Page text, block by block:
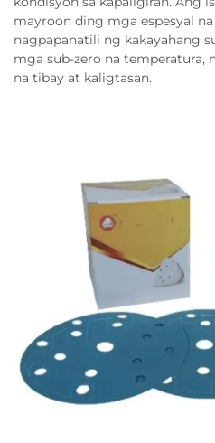
mayroon ding mga espesyal
nagpapanatili ng kakayahang
mga sub-zero na temperatura,
na tibay at kaligtasan.